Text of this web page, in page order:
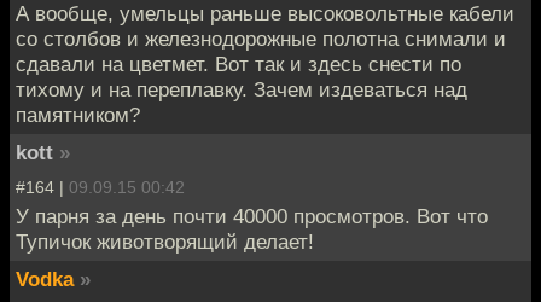
А вообще, умельцы раньше высоковольтные кабели
со столбов и железнодорожные полотна снимали и
сдавали на цветмет. Вот так и здесь снести по
тихому и на переплавку. Зачем издеваться над
памятником?
kott »
#164 | 09.09.15 00:42
У парня за день почти 40000 просмотров. Вот что
Тупичок животворящий делает!
Vodka »